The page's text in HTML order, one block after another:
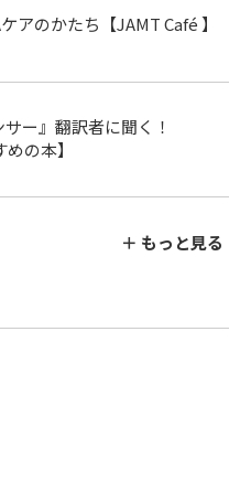
アのかたち【JAMT Café 】
サー』翻訳者に聞く！
の本】
＋ もっと見る